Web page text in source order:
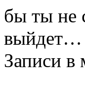
бы ты не
выйдет…
Записи в